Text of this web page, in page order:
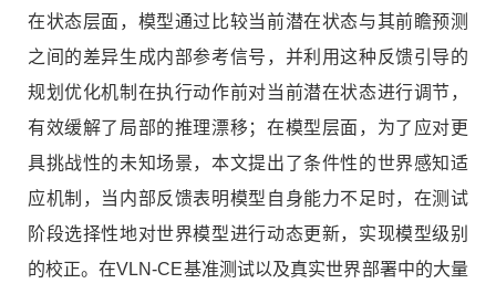
在状态层面，模型通过比较当前潜在状态与其前瞻预测
之间的差异生成内部参考信号，并利用这种反馈引导的
规划优化机制在执行动作前对当前潜在状态进行调节，
有效缓解了局部的推理漂移；在模型层面，为了应对更
具挑战性的未知场景，本文提出了条件性的世界感知适
应机制，当内部反馈表明模型自身能力不足时，在测试
阶段选择性地对世界模型进行动态更新，实现模型级别
的校正。在VLN-CE基准测试以及真实世界部署中的大量